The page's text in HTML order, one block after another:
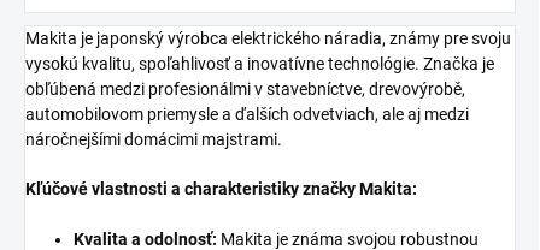
Makita je japonský výrobca elektrického náradia, známy pre svoju
vysokú kvalitu, spoľahlivosť a inovatívne technológie. Značka je
obľúbená medzi profesionálmi v stavebníctve, drevovýrobě,
automobilovom priemysle a ďalších odvetviach, ale aj medzi
náročnejšími domácimi majstrami.
Kľúčové vlastnosti a charakteristiky značky Makita:
Kvalita a odolnosť: Makita je známa svojou robustnou